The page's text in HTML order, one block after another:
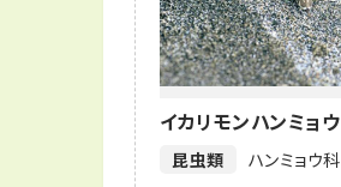
昆虫類
イカリモンハンミョウ
ハンミョウ科